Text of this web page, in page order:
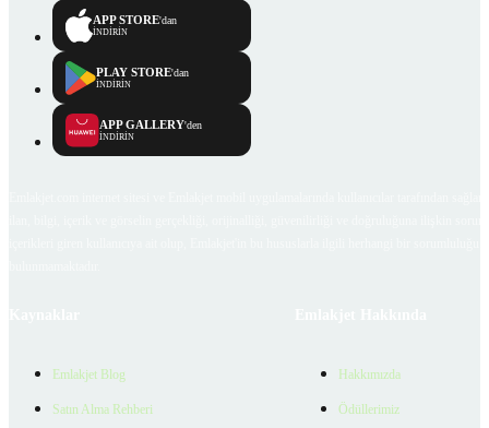
APP STORE'dan
İNDİRİN
PLAY STORE'dan
İNDİRİN
APP GALLERY'den
İNDİRİN
Emlakjet Blog
Satın Alma Rehberi
Hakkımızda
Ödüllerimiz